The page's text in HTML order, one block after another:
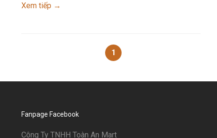
Xem tiếp →
1
Fanpage Facebook
Công Ty TNHH Toàn An Mart